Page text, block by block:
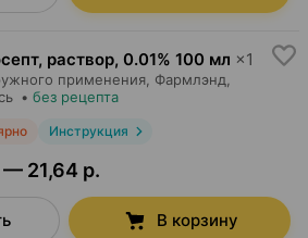
раствор, 0.01% 100 мл ×1
применения, Фармлэнд
• без рецепта
Инструкция
— 21,64 р.
В корзину